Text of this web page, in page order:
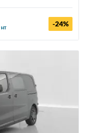
HT -24%